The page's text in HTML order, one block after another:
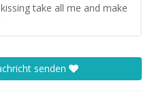
take all me and make
senden